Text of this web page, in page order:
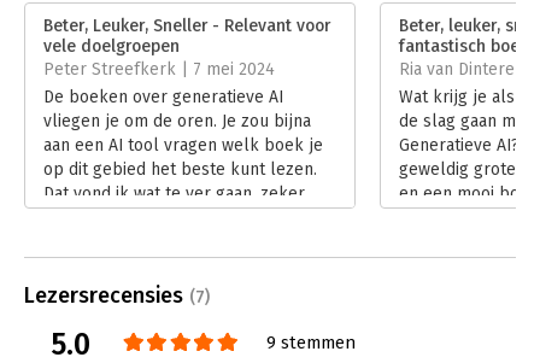
Verschijningsdatum:
8-4-2024
Hoofdrubriek: IT-management / ICT
Personeelsmanagement
Beter, Leuker, Sneller - Relevant voor
vele doelgroepen
Peter Streefkerk | 7 mei 2024
De boeken over generatieve AI
vliegen je om de oren. Je zou bijna
aan een AI tool vragen welk boek je
op dit gebied het beste kunt lezen.
Dat vond ik wat te ver gaan, zeker
langskomen. Want wie wil dat nu
generatieve AI.
Beter, leuker,
fantastisch boek’
Ria van Dinteren |
Wat krijg je als
de slag gaan met
Generatieve AI?
geweldig grote
en een mooi
Lezersrecensies (7)
5.0 9 stemmen